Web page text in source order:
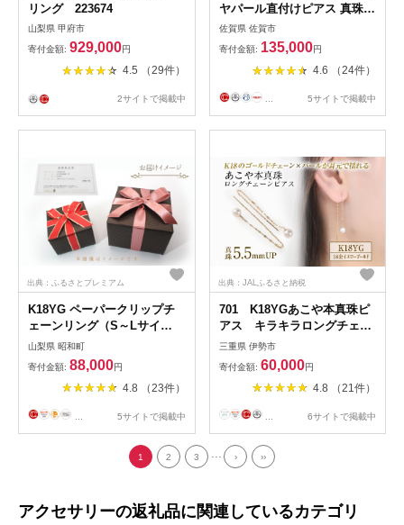
リング 223674
山梨県 甲府市
寄付金額: 929,000円
4.5 （29件）
2サイトで掲載中
ヤパール直付けピアス 真珠
パール アクセサリー ピアス
シンプル：C135-005
佐賀県 佐賀市
寄付金額: 135,000円
4.6 （24件）
... 5サイトで掲載中
出典：ふるさとプレミアム
K18YG ペーパークリップチ
ェーンリング（S～Lサイ
ズ） CSR0362 SWAV007
山梨県 昭和町
寄付金額: 88,000円
4.8 （23件）
5サイトで掲載中
出典：JALふるさと納税
701 K18YGあこや本真珠ピ
アス キラキラロングチェー
ン5.5mmUP K18 イエロー
ゴールド あこや真珠 ピア
ス 伊勢志摩 アクセサリ
ー ジュエリー フォーマ
ル カジュアル ギフト 伊
勢市 18金 キラキラ ロン
三重県 伊勢市
寄付金額: 60,000円
4.8 （21件）
6サイトで掲載中
1 2 3 › ››
アクセサリーの返礼品に関連しているカテゴリ